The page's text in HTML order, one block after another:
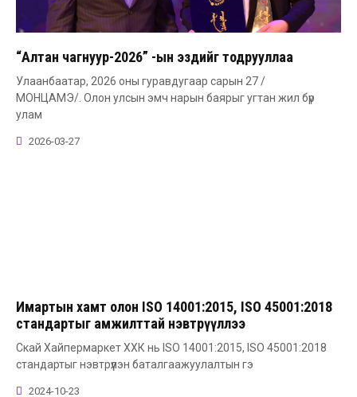
“Алтан чагнуур-2026” -ын эздийг тодрууллаа
Улаанбаатар, 2026 оны гуравдугаар сарын 27 /
МОНЦАМЭ/. Олон улсын эмч нарын баярыг угтан жил бүр
улам
2026-03-27
Имартын хамт олон ISO 14001:2015, ISO 45001:2018
стандартыг амжилттай нэвтрүүллээ
Скай Хайпермаркет ХХК нь ISO 14001:2015, ISO 45001:2018
стандартыг нэвтрүүлэн баталгаажуулалтын гэ
2024-10-23